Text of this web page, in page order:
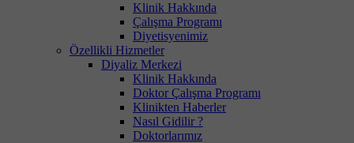
Klinik Hakkında
Çalışma Programı
Diyetisyenimiz
Özellikli Hizmetler
Diyaliz Merkezi
Klinik Hakkında
Doktor Çalışma Programı
Klinikten Haberler
Nasıl Gidilir ?
Doktorlarımız